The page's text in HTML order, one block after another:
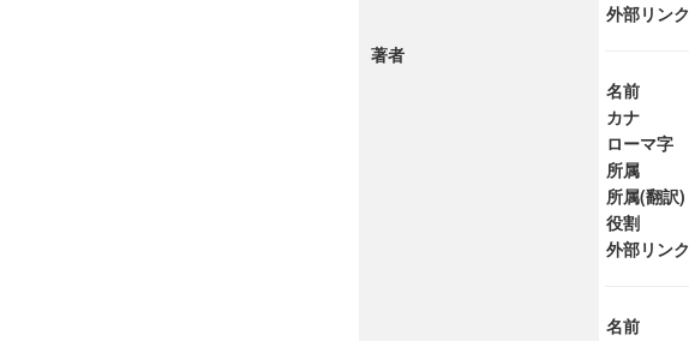
博士課程教育リーディングプログラム「超成熟社会発展のサイエンス」
著者
外部リンク
名前
カナ
ローマ字
所属
所属(翻訳)
役割
外部リンク
名前